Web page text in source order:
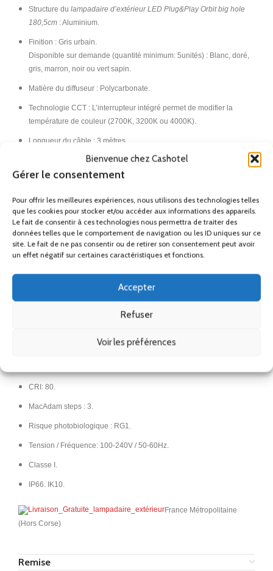
Bienvenue chez Cashotel
Gérer le consentement
Pour offrir les meilleures expériences, nous utilisons des technologies telles
que les cookies pour stocker et/ou accéder aux informations des appareils.
Le fait de consentir à ces technologies nous permettra de traiter des
données telles que le comportement de navigation ou les ID uniques sur ce
site. Le fait de ne pas consentir ou de retirer son consentement peut avoir
un effet négatif sur certaines caractéristiques et fonctions.
Accepter
Refuser
Voir les préférences
Structure du lampadaire d’extérieur LED Plug&Play Orbit big hole
180,5cm : Aluminium.
Finition : Gris urbain.
Disponible sur demande (quantité minimum: 5unités) : Blanc, doré,
gris, marron, noir ou vert sapin.
Matière du diffuseur : Polycarbonate.
Technologie CCT : L’interrupteur intégré permet de modifier la
température de couleur (2700K, 3200K ou 4000K).
Longueur du câble : 3 mètres.
Source lumineuse : LED.
Puissance : 9,8 Watts.
Consommation totale : 11.5 Watts.
Durée de vie : 50.000h L80B20.
CRI: 80.
MacAdam steps : 3.
Risque photobiologique : RG1.
Tension / Fréquence: 100-240V / 50-60Hz.
Classe I.
IP66.​ IK10.
France Métropolitaine
(Hors Corse)
Remise